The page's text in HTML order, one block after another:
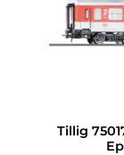
Tillig